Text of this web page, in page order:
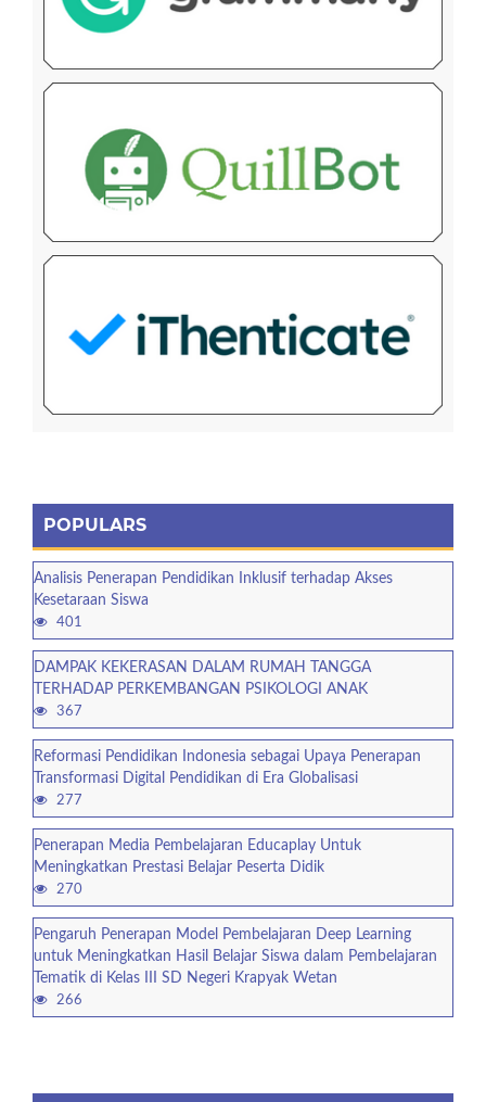
POPULARS
Analisis Penerapan Pendidikan Inklusif terhadap Akses
Kesetaraan Siswa
401
DAMPAK KEKERASAN DALAM RUMAH TANGGA
TERHADAP PERKEMBANGAN PSIKOLOGI ANAK
367
Reformasi Pendidikan Indonesia sebagai Upaya Penerapan
Transformasi Digital Pendidikan di Era Globalisasi
277
Penerapan Media Pembelajaran Educaplay Untuk
Meningkatkan Prestasi Belajar Peserta Didik
270
Pengaruh Penerapan Model Pembelajaran Deep Learning
untuk Meningkatkan Hasil Belajar Siswa dalam Pembelajaran
Tematik di Kelas III SD Negeri Krapyak Wetan
266